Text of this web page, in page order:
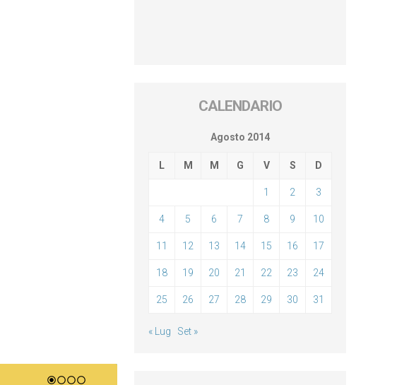
CALENDARIO
Agosto 2014
L M M G V S D
1 2 3
4 5 6 7 8 9 10
11 12 13 14 15 16 17
18 19 20 21 22 23 24
25 26 27 28 29 30 31
« Lug Set »